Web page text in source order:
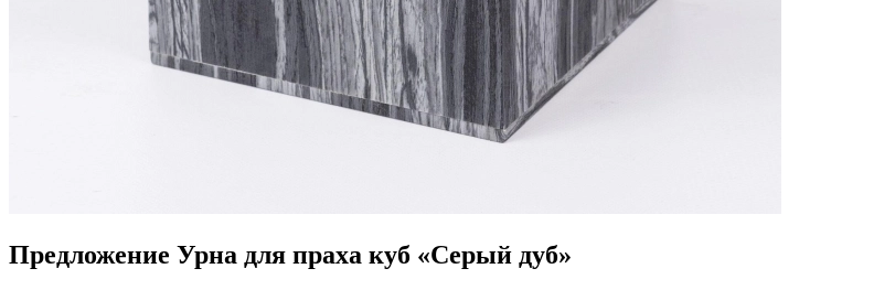
Предложение Урна для праха куб «Серый дуб»